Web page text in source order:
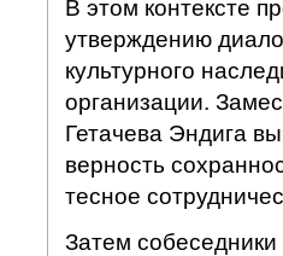
В этом контексте
утверждению
культурного
организации.
Гетачева Эндига
верность
тесное
Затем